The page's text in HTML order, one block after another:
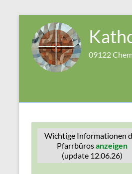
Inhalt
springen
09122
Wichtige Informationen
Pfarrbürosanzeigen
(update 12.06.26)